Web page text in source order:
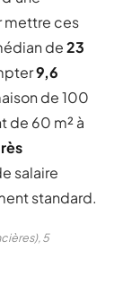
mettre ces
de23
9,6
de 100
de 60 m² à
salaire
standard.
5